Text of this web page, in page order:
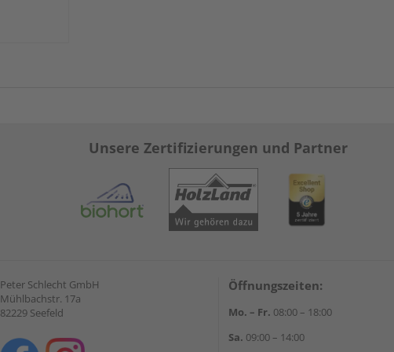
Unsere Zertifizierungen und Partner
Peter Schlecht GmbH
Mühlbachstr. 17a
82229 Seefeld
Öffnungszeiten:
Mo. – Fr. 08:00 – 18:00
Sa. 09:00 – 14:00